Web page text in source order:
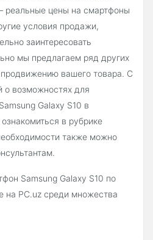
реальные цены на смартфоны
условия продажи,
заинтересовать
мы предлагаем ряд других
вашего товара. С
о возможностях для
Galaxy S10 в
в рубрике
также можно
Samsung Galaxy S10 по
на PC.uz среди множества